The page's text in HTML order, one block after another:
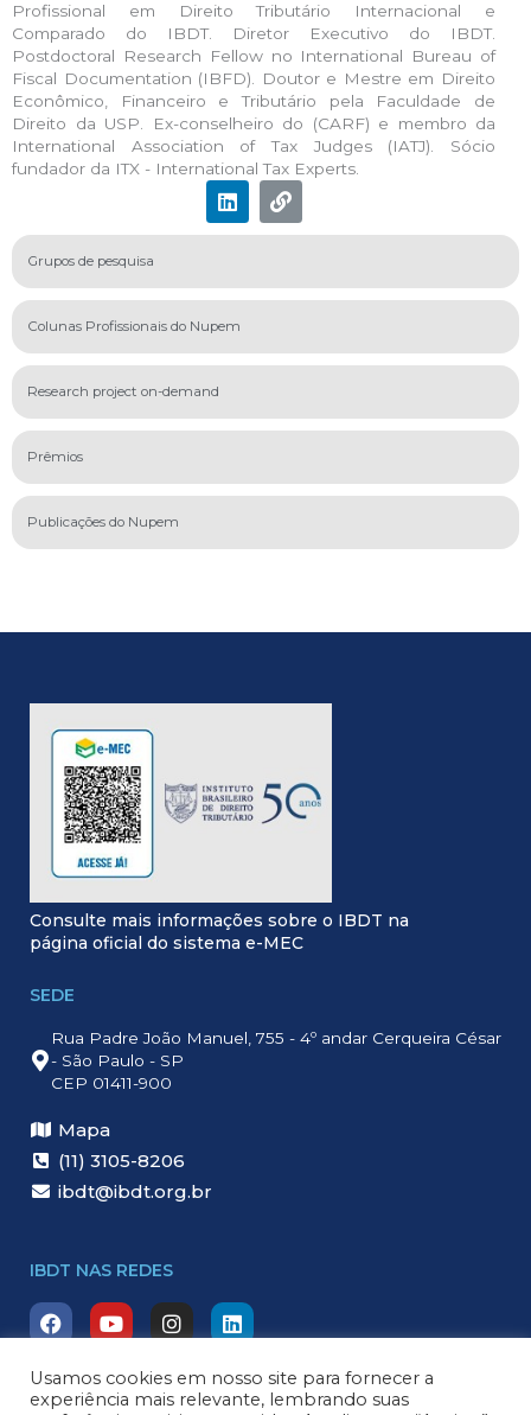
Grupos de pesquisa
Colunas Profissionais do Nupem
Research project on-demand
Prêmios
Publicações do Nupem
Profissional em Direito Tributário Internacional e
Comparado do IBDT. Diretor Executivo do IBDT.
Postdoctoral Research Fellow no International Bureau of
Fiscal Documentation (IBFD). Doutor e Mestre em Direito
Econômico, Financeiro e Tributário pela Faculdade de
Direito da USP. Ex-conselheiro do (CARF) e membro da
International Association of Tax Judges (IATJ). Sócio
fundador da ITX - International Tax Experts.
L
i
n
d
i
n
L
i
n
Consulte mais informações sobre o IBDT na
página oficial do sistema e-MEC
SEDE
Rua Padre João Manuel, 755 - 4º andar Cerqueira César
- São Paulo - SP
CEP 01411-900
Mapa
(11) 3105-8206
ibdt@ibdt.org.br
IBDT NAS REDES
F
a
e
b
Y
o
t
u
I
n
t
a
L
i
k
e
Usamos cookies em nosso site para fornecer a
experiência mais relevante, lembrando suas